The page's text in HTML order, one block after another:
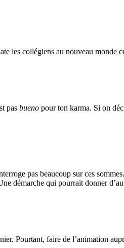
les collégiens au nouveau monde
pas bueno pour ton karma. Si on
pas beaucoup sur ces
démarche qui pourrait donner
Pourtant, faire de l’animation